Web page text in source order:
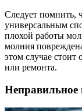
Следует помнить,
универсальным
плохой работы
молния
этом случае стоит
или ремонта.
Неправильное